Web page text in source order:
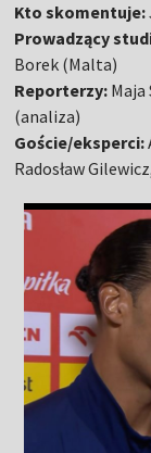
Kto skomentuje:
Prowadzący
Borek (Malta)
Reporterzy: Maja
(analiza)
Goście/eksperci:
Radosław